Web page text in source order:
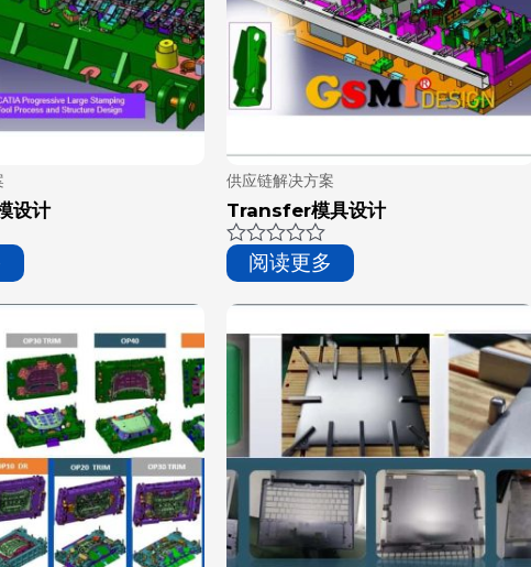
设计
供应链解决方案
Transfer模具设计
评
分
5
阅读更多